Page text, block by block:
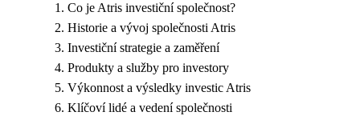
Co je Atris investiční společnost?
Historie a vývoj společnosti Atris
Investiční strategie a zaměření
Produkty a služby pro investory
Výkonnost a výsledky investic Atris
Klíčoví lidé a vedení společnosti